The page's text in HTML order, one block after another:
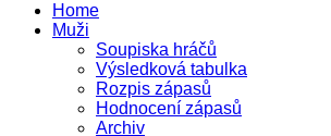
Home
Muži
Soupiska hráčů
Výsledková tabulka
Rozpis zápasů
Hodnocení zápasů
Archiv